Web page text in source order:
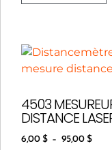
4503
DISTANCE
6,00 $ – 95,00 $